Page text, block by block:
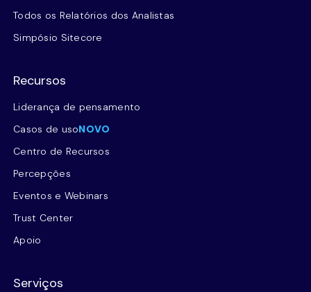
Todos os Relatórios dos Analistas
Simpósio Sitecore
Recursos
Liderança de pensamento
Casos de usoNOVO
Centro de Recursos
Percepções
Eventos e Webinars
Trust Center
Apoio
Serviços